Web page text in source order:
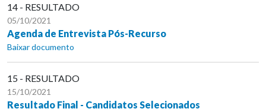
14 - RESULTADO
05/10/2021
Agenda de Entrevista Pós-Recurso
Baixar documento
15 - RESULTADO
15/10/2021
Resultado Final - Candidatos Selecionados